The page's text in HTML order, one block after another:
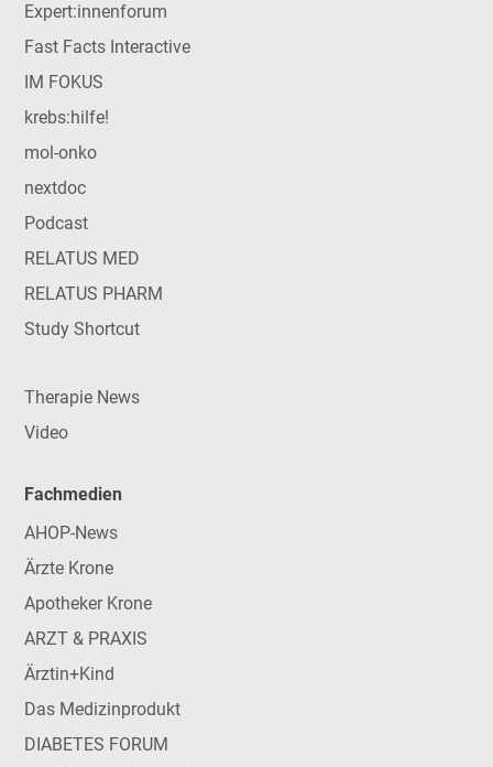
Expert:innenforum
Fast Facts Interactive
IM FOKUS
krebs:hilfe!
mol-onko
nextdoc
Podcast
RELATUS MED
RELATUS PHARM
Study Shortcut
Therapie News
Video
Fachmedien
AHOP-News
Ärzte Krone
Apotheker Krone
ARZT & PRAXIS
Ärztin+Kind
Das Medizinprodukt
DIABETES FORUM